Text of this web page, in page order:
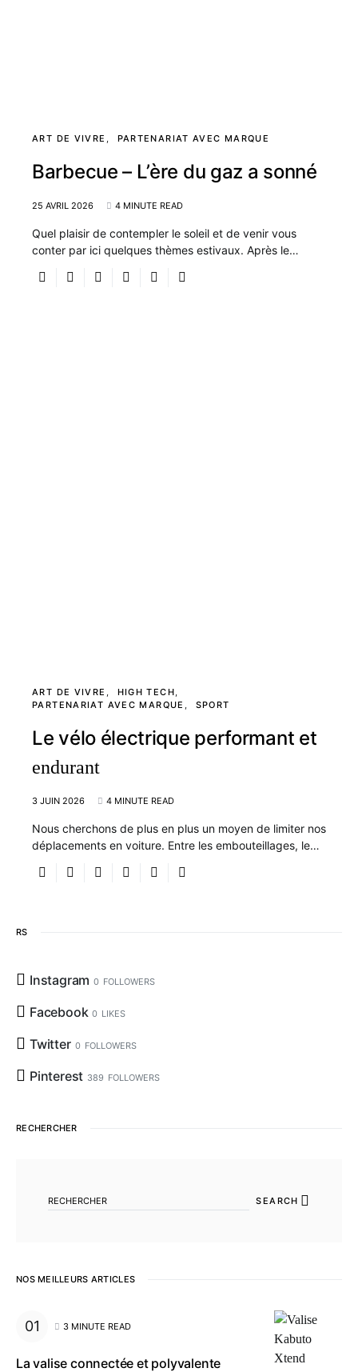
ART DE VIVRE PARTENARIAT AVEC MARQUE
Barbecue – L’ère du gaz a sonné
25 AVRIL 2026 4 MINUTE READ
Quel plaisir de contempler le soleil et de venir vous
conter par ici quelques thèmes estivaux. Après le…
ART DE VIVRE
HIGH TECH
PARTENARIAT AVEC MARQUE
SPORT
Le vélo électrique performant et
endurant
3 JUIN 2026 4 MINUTE READ
Nous cherchons de plus en plus un moyen de limiter nos
déplacements en voiture. Entre les embouteillages, le…
RS
Instagram 0 FOLLOWERS
Facebook 0 LIKES
Twitter 0 FOLLOWERS
Pinterest 389 FOLLOWERS
RECHERCHER
SEARCH
NOS MEILLEURS ARTICLES
3 MINUTE READ
La valise connectée et polyvalente